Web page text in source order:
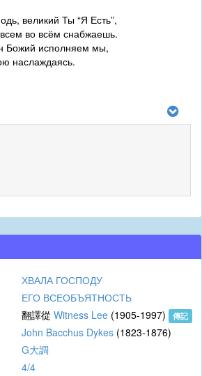
великий Ты “Я Есть”,
во всём снабжаешь.
Божий исполняем мы,
наслаждаясь.
ХВАЛА ГОСПОДУ
ЕГО ВСЕОБЪЯТНОСТЬ
翻譯從 Witness Lee (1905-1997) 傳記
John Bacchus Dykes (1823-1876)
G大調
4/4